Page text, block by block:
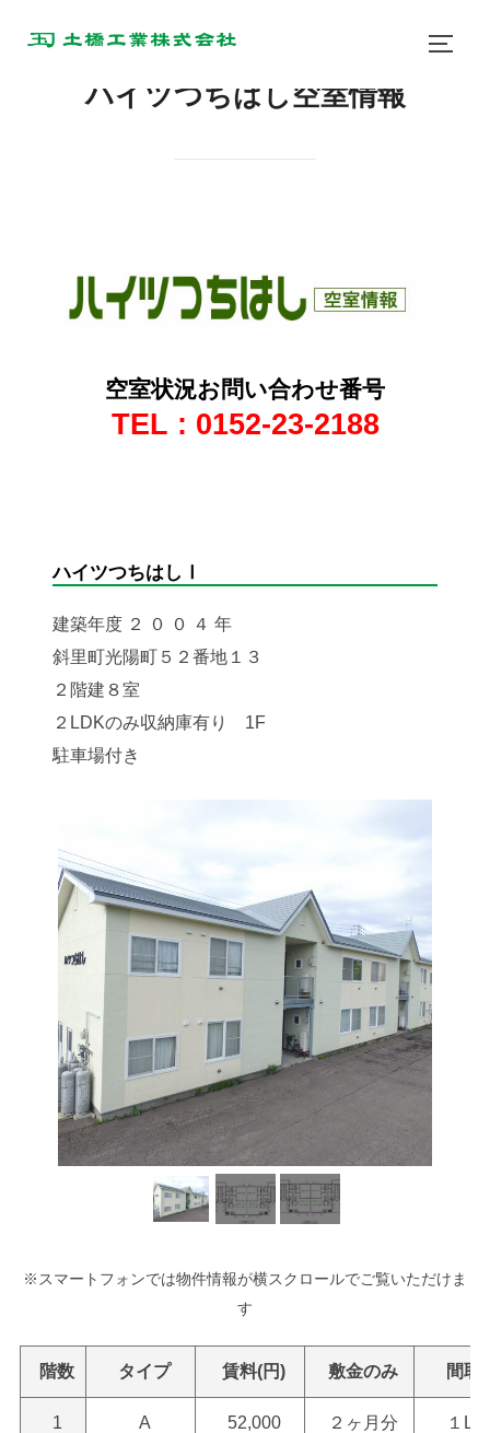
ハイツつちはし空室情報
空室状況お問い合わせ番号
TEL : 0152-23-2188
ハイツつちはしⅠ
建築年度 ２ ０ ０ ４ 年
斜里町光陽町５２番地１３
２階建８室
２LDKのみ収納庫有り 1F
駐車場付き
※スマートフォンでは物件情報が横スクロールでご覧いただけま
す
階数 タイプ 賃料(円) 敷金のみ 間取
1 A 52,000 ２ヶ月分 １